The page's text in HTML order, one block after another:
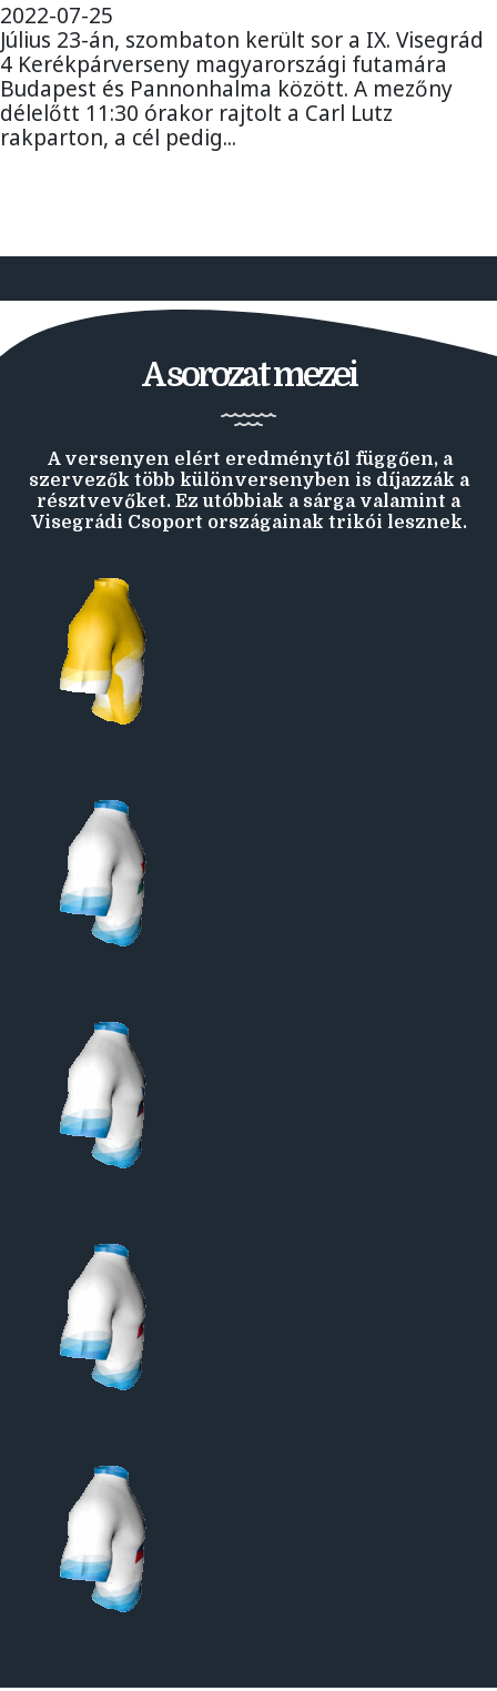
2022-07-25
Július 23-án, szombaton került sor a IX. Visegrád
4 Kerékpárverseny magyarországi futamára
Budapest és Pannonhalma között. A mezőny
délelőtt 11:30 órakor rajtolt a Carl Lutz
rakparton, a cél pedig...
A sorozat mezei
A versenyen elért eredménytől függően, a
szervezők több különversenyben is díjazzák a
résztvevőket. Ez utóbbiak a sárga valamint a
Visegrádi Csoport országainak trikói lesznek.